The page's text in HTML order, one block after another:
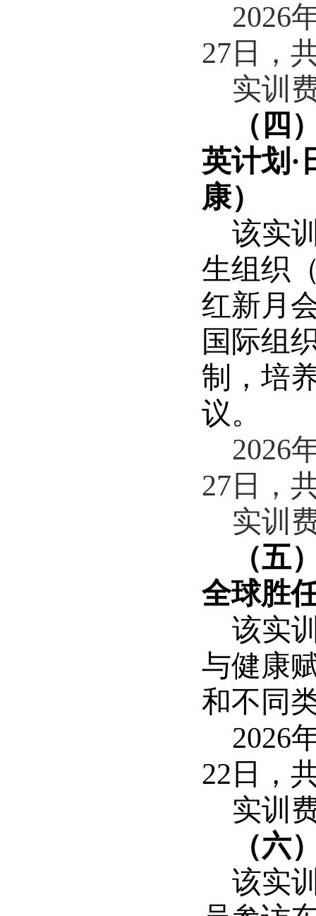
2026
27 日，
实训
（四
英计划·
康）
该实
生组织
红新月
国际组
制，培
议。
2026
27 日，
实训
（五
全球胜
该实
与健康
和不同
2026
22 日，
实训
（六
该实